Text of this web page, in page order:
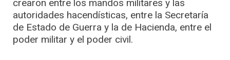
crearon entre los mandos militares y las
autoridades hacendísticas, entre la Secretaría
de Estado de Guerra y la de Hacienda, entre el
poder militar y el poder civil.